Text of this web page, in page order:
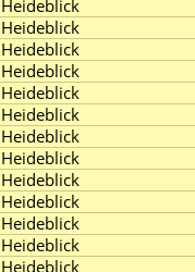
Heideblick
Heideblick
Heideblick
Heideblick
Heideblick
Heideblick
Heideblick
Heideblick
Heideblick
Heideblick
Heideblick
Heideblick
Heideblick